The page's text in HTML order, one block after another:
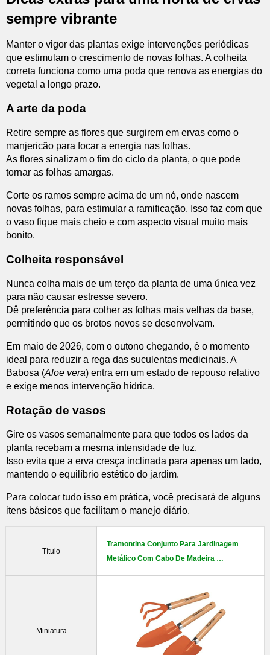
sempre vibrante
Manter o vigor das plantas exige intervenções periódicas
que estimulam o crescimento de novas folhas. A colheita
correta funciona como uma poda que renova as energias do
vegetal a longo prazo.
A arte da poda
Retire sempre as flores que surgirem em ervas como o
manjericão para focar a energia nas folhas.
As flores sinalizam o fim do ciclo da planta, o que pode
tornar as folhas amargas.
Corte os ramos sempre acima de um nó, onde nascem
novas folhas, para estimular a ramificação. Isso faz com que
o vaso fique mais cheio e com aspecto visual muito mais
bonito.
Colheita responsável
Nunca colha mais de um terço da planta de uma única vez
para não causar estresse severo.
Dê preferência para colher as folhas mais velhas da base,
permitindo que os brotos novos se desenvolvam.
Em maio de 2026, com o outono chegando, é o momento
ideal para reduzir a rega das suculentas medicinais. A
Babosa (Aloe vera) entra em um estado de repouso relativo
e exige menos intervenção hídrica.
Rotação de vasos
Gire os vasos semanalmente para que todos os lados da
planta recebam a mesma intensidade de luz.
Isso evita que a erva cresça inclinada para apenas um lado,
mantendo o equilíbrio estético do jardim.
Para colocar tudo isso em prática, você precisará de alguns
itens básicos que facilitam o manejo diário.
Título
Tramontina Conjunto Para Jardinagem
Metálico Com Cabo De Madeira …
Miniatura